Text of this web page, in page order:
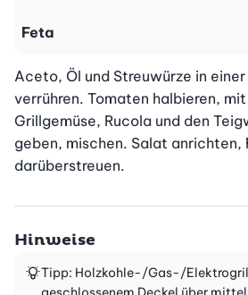
Feta
Aceto, Öl und Streuwürze in
verrühren. Tomaten halbieren,
Grillgemüse, Rucola und den
geben, mischen. Salat anrichten,
darüberstreuen.
Hinweise
Tipp: Holzkohle-/Gas-/